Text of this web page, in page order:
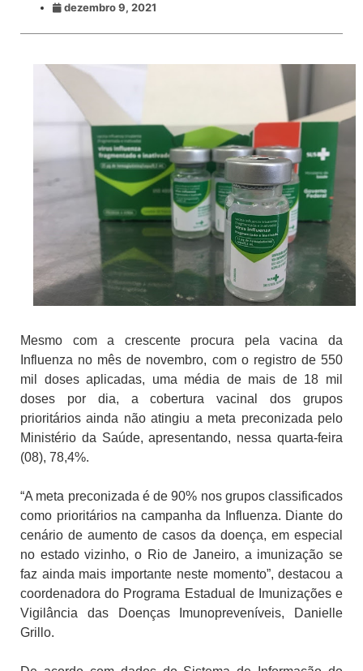
dezembro 9, 2021
Mesmo com a crescente procura pela vacina da
Influenza no mês de novembro, com o registro de 550
mil doses aplicadas, uma média de mais de 18 mil
doses por dia, a cobertura vacinal dos grupos
prioritários ainda não atingiu a meta preconizada pelo
Ministério da Saúde, apresentando, nessa quarta-feira
(08), 78,4%.
“A meta preconizada é de 90% nos grupos classificados
como prioritários na campanha da Influenza. Diante do
cenário de aumento de casos da doença, em especial
no estado vizinho, o Rio de Janeiro, a imunização se
faz ainda mais importante neste momento”, destacou a
coordenadora do Programa Estadual de Imunizações e
Vigilância das Doenças Imunopreveníveis, Danielle
Grillo.